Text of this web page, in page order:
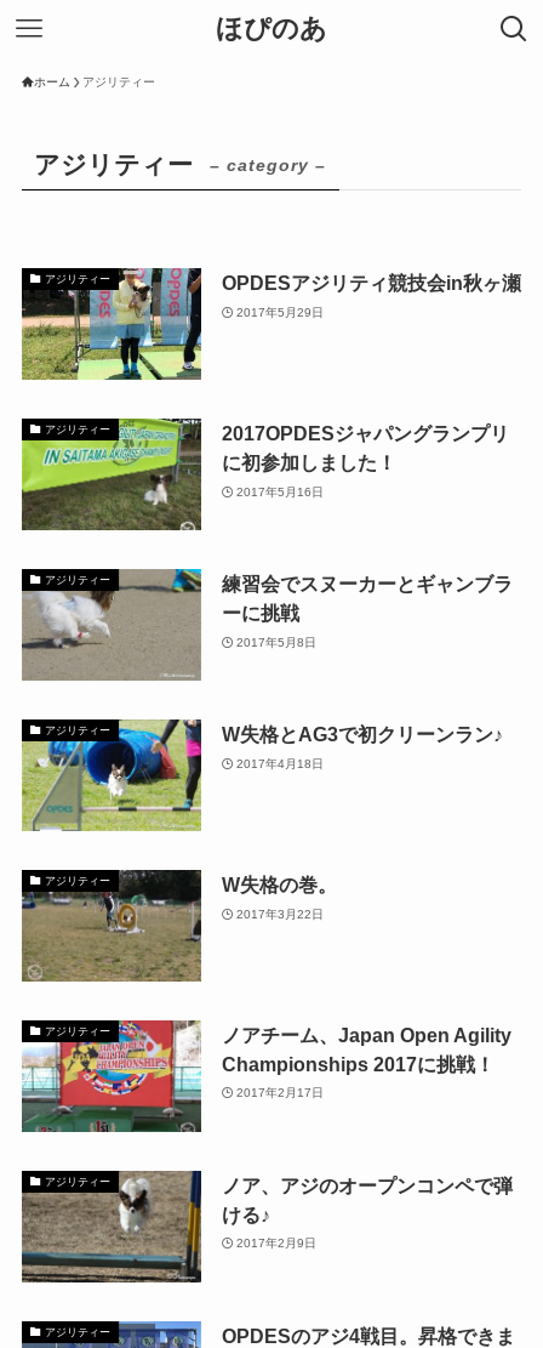
ほぴのあ
ホーム アジリティー
アジリティー – category –
アジリティー OPDESアジリティ競技会in秋ヶ瀬
2017年5月29日
アジリティー
2017OPDESジャパングランプリ
に初参加しました！
2017年5月16日
アジリティー
練習会でスヌーカーとギャンブラ
ーに挑戦
2017年5月8日
アジリティー W失格とAG3で初クリーンラン♪
2017年4月18日
アジリティー W失格の巻。
2017年3月22日
アジリティー
ノアチーム、Japan Open Agility
Championships 2017に挑戦！
2017年2月17日
アジリティー
ノア、アジのオープンコンペで弾
ける♪
2017年2月9日
アジリティー
OPDESのアジ4戦目。昇格できま